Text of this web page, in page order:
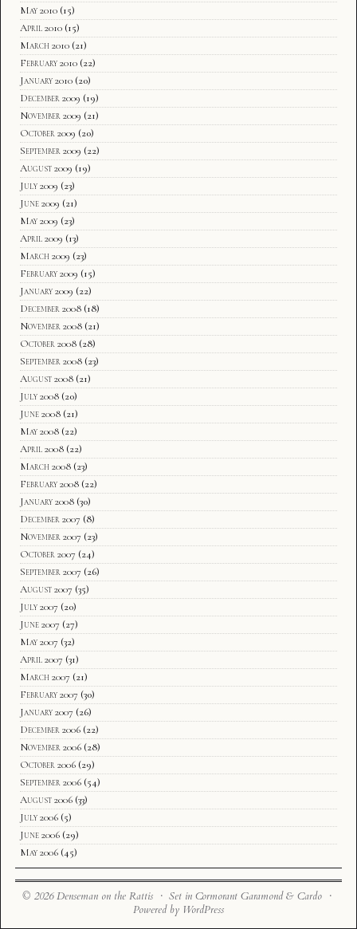
May 2010 (15)
April 2010 (15)
March 2010 (21)
February 2010 (22)
January 2010 (20)
December 2009 (19)
November 2009 (21)
October 2009 (20)
September 2009 (22)
August 2009 (19)
July 2009 (23)
June 2009 (21)
May 2009 (23)
April 2009 (13)
March 2009 (23)
February 2009 (15)
January 2009 (22)
December 2008 (18)
November 2008 (21)
October 2008 (28)
September 2008 (23)
August 2008 (21)
July 2008 (20)
June 2008 (21)
May 2008 (22)
April 2008 (22)
March 2008 (23)
February 2008 (22)
January 2008 (30)
December 2007 (8)
November 2007 (23)
October 2007 (24)
September 2007 (26)
August 2007 (35)
July 2007 (20)
June 2007 (27)
May 2007 (32)
April 2007 (31)
March 2007 (21)
February 2007 (30)
January 2007 (26)
December 2006 (22)
November 2006 (28)
October 2006 (29)
September 2006 (54)
August 2006 (33)
July 2006 (5)
June 2006 (29)
May 2006 (45)
© 2026 Denseman on the Rattis · Set in Cormorant Garamond & Cardo ·
Powered by WordPress